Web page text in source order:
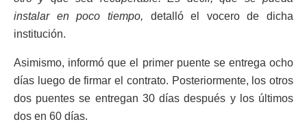
instalar en poco tiempo, detalló el vocero de dicha
institución.
Asimismo, informó que el primer puente se entrega ocho
días luego de firmar el contrato. Posteriormente, los otros
dos puentes se entregan 30 días después y los últimos
dos en 60 días.